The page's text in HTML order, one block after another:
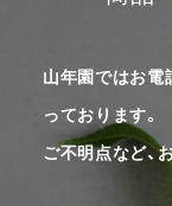
山年園ではお電
っております。
ご不明点など、